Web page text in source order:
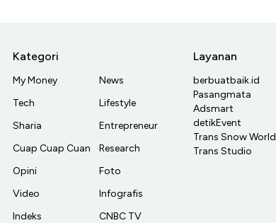
Kategori
My Money
Tech
Sharia
Cuap Cuap Cuan
Opini
Video
Indeks
News
Lifestyle
Entrepreneur
Research
Foto
Infografis
CNBC TV
Layanan
berbuatbaik.id
Pasangmata
Adsmart
detikEvent
Trans Snow World
Trans Studio